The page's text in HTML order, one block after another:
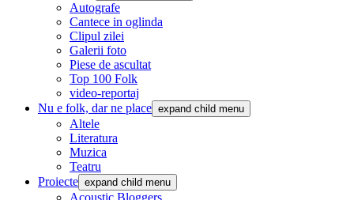
Autografe
Cantece in oglinda
Clipul zilei
Galerii foto
Piese de ascultat
Top 100 Folk
video-reportaj
Nu e folk, dar ne place expand child menu
Altele
Literatura
Muzica
Teatru
Proiecte expand child menu
Acoustic Bloggers